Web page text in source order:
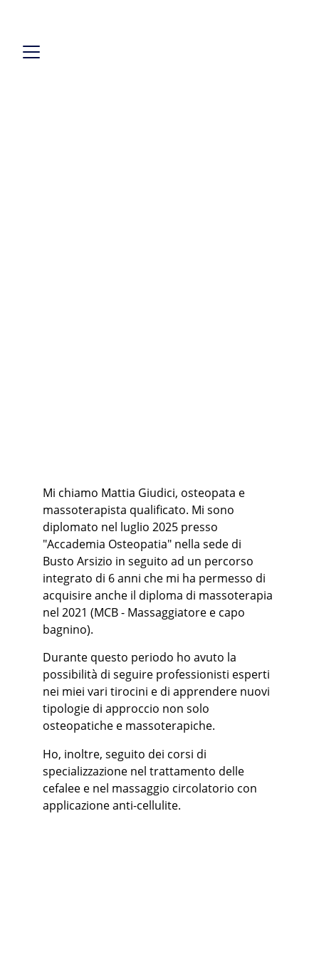
Mi chiamo Mattia Giudici, osteopata e
massoterapista qualificato. Mi sono
diplomato nel luglio 2025 presso
"Accademia Osteopatia" nella sede di
Busto Arsizio in seguito ad un percorso
integrato di 6 anni che mi ha permesso di
acquisire anche il diploma di massoterapia
nel 2021 (MCB - Massaggiatore e capo
bagnino).
Durante questo periodo ho avuto la
possibilità di seguire professionisti esperti
nei miei vari tirocini e di apprendere nuovi
tipologie di approccio non solo
osteopatiche e massoterapiche.
Ho, inoltre, seguito dei corsi di
specializzazione nel trattamento delle
cefalee e nel massaggio circolatorio con
applicazione anti-cellulite.